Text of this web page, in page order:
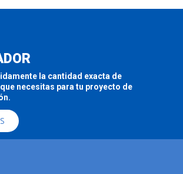
la cantidad exacta de
necesitas para tu proyecto de